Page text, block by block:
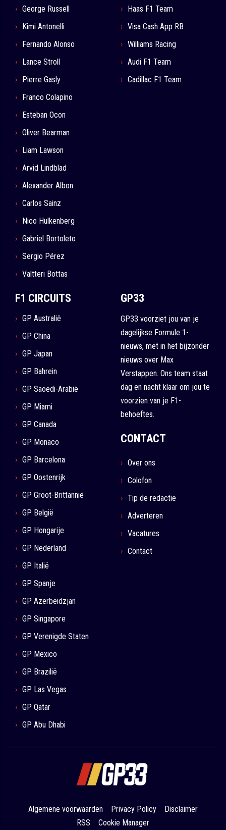
George Russell
Kimi Antonelli
Fernando Alonso
Lance Stroll
Pierre Gasly
Franco Colapino
Esteban Ocon
Oliver Bearman
Liam Lawson
Arvid Lindblad
Alexander Albon
Carlos Sainz
Nico Hulkenberg
Gabriel Bortoleto
Sergio Pérez
Valtteri Bottas
Haas F1 Team
Visa Cash App RB
Williams Racing
Audi F1 Team
Cadillac F1 Team
F1 CIRCUITS
GP Australië
GP China
GP Japan
GP Bahrein
GP Saoedi-Arabië
GP Miami
GP Canada
GP Monaco
GP Barcelona
GP Oostenrijk
GP Groot-Brittannië
GP België
GP Hongarije
GP Nederland
GP Italië
GP Spanje
GP Azerbeidzjan
GP Singapore
GP Verenigde Staten
GP Mexico
GP Brazilië
GP Las Vegas
GP Qatar
GP Abu Dhabi
GP33
GP33 voorziet jou van je
dagelijkse Formule 1-
nieuws, met in het bijzonder
nieuws over Max
Verstappen. Ons team staat
dag en nacht klaar om jou te
voorzien van je F1-
behoeftes.
CONTACT
Over ons
Colofon
Tip de redactie
Adverteren
Vacatures
Contact
Algemene voorwaarden Privacy Policy
Disclaimer
RSS
Cookie Manager